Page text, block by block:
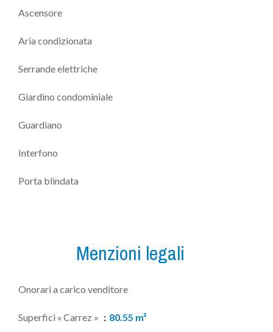
Ascensore
Aria condizionata
Serrande elettriche
Giardino condominiale
Guardiano
Interfono
Porta blindata
Menzioni legali
Onorari a carico venditore
Superfici « Carrez » 80.55 m²